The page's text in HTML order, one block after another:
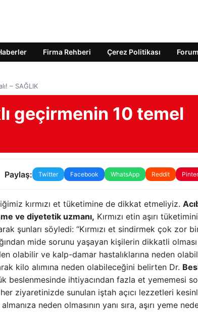
Firma Rehberi Çerez Politikası Forum
– SAĞLIK
geçirmenin 10 temel
Paylaş: Twitter Facebook WhatsApp Reddit
kırmızı et tüketimine de dikkat etmeliyiz.
ve diyetetik uzmanı, Kırmızı etin aşırı
şunları söyledi: “Kırmızı et sindirmek çok zor
mide sorunu yaşayan kişilerin dikkatli olması
olabilir ve kalp-damar hastalıklarına neden
kilo alımına neden olabileceğini belirten Dr.
beslenmesinde ihtiyacından fazla et yememesi
ziyaretinizde sunulan iştah açıcı lezzetleri
neden olmasının yanı sıra, aşırı yeme